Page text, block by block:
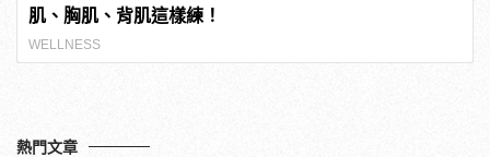
肌、胸肌、背肌這樣練！
WELLNESS
熱門文章